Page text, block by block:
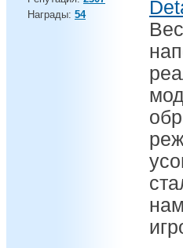
Награды: 54